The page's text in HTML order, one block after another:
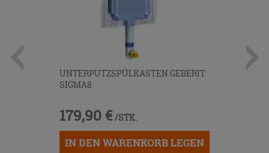
UNTERPUTZSPÜLKASTEN GEBERIT
SIGMA8
179,90 € /STK.
IN DEN WARENKORB LEGEN